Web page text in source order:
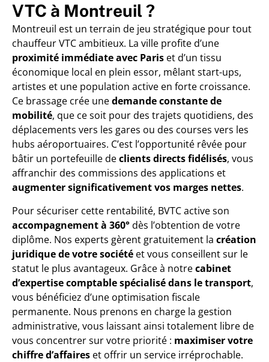
VTC à Montreuil ?
Montreuil est un terrain de jeu stratégique pour tout
chauffeur VTC ambitieux. La ville profite d’une
proximité immédiate avec Paris et d’un tissu
économique local en plein essor, mêlant start-ups,
artistes et une population active en forte croissance.
Ce brassage crée unedemande constante de
mobilité, que ce soit pour des trajets quotidiens, des
déplacements vers les gares ou des courses vers les
hubs aéroportuaires. C’est l’opportunité rêvée pour
bâtir un portefeuille declients directs fidélisés, vous
affranchir des commissions des applications et
augmenter significativement vos marges nettes.
Pour sécuriser cette rentabilité, BVTC active son
accompagnement à 360°dès l’obtention de votre
diplôme. Nos experts gèrent gratuitement la création
juridique de votre société et vous conseillent sur le
statut le plus avantageux. Grâce à notrecabinet
d’expertise comptable spécialisé dans le transport,
vous bénéficiez d’une optimisation fiscale
permanente. Nous prenons en charge la gestion
administrative, vous laissant ainsi totalement libre de
vous concentrer sur votre priorité : maximiser votre
chiffre d’affaires et offrir un service irréprochable.